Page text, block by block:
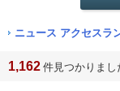
ニュース アクセスラ
1,162 件見つかりまし